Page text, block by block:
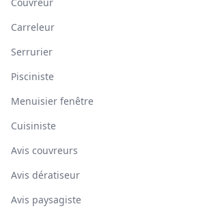
Carreleur
Serrurier
Pisciniste
Menuisier fenêtre
Cuisiniste
Avis couvreurs
Avis dératiseur
Avis paysagiste